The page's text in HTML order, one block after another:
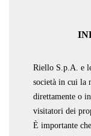
Riello S.p.A. e
società in cui la
direttamente o
visitatori dei
È importante